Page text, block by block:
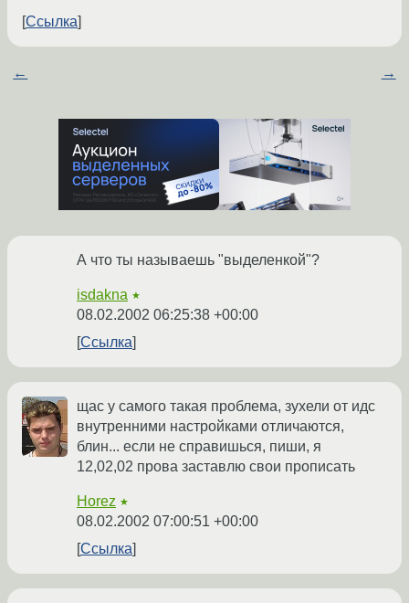
Ссылка
← →
А что ты называешь "выделенкой"?
isdakna ★
08.02.2002 06:25:38 +00:00
Ссылка
щас у самого такая проблема, зухели от идс
внутренними настройками отличаются,
блин... если не справишься, пиши, я
12,02,02 прова заставлю свои прописать
Horez ★
08.02.2002 07:00:51 +00:00
Ссылка